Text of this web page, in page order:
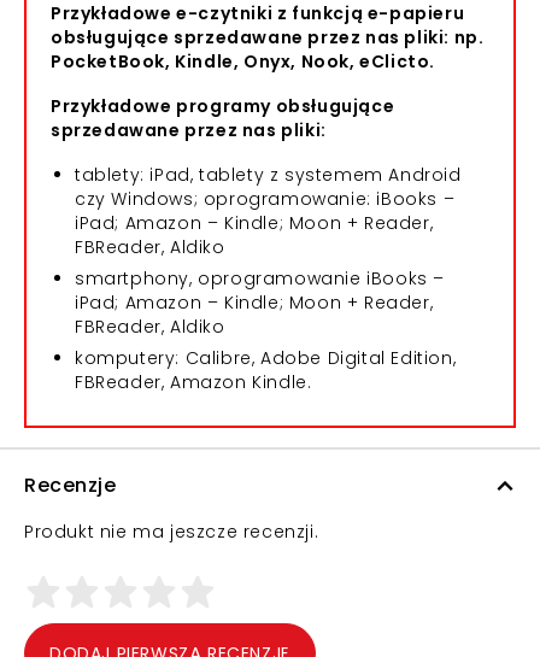
Przykładowe e-czytniki z funkcją e-papieru
obsługujące sprzedawane przez nas pliki: np.
PocketBook, Kindle, Onyx, Nook, eClicto.
Przykładowe programy obsługujące
sprzedawane przez nas pliki:
tablety: iPad, tablety z systemem Android
czy Windows; oprogramowanie: iBooks –
iPad; Amazon – Kindle; Moon + Reader,
FBReader, Aldiko
smartphony, oprogramowanie iBooks –
iPad; Amazon – Kindle; Moon + Reader,
FBReader, Aldiko
komputery: Calibre, Adobe Digital Edition,
FBReader, Amazon Kindle.
Recenzje
Produkt nie ma jeszcze recenzji.